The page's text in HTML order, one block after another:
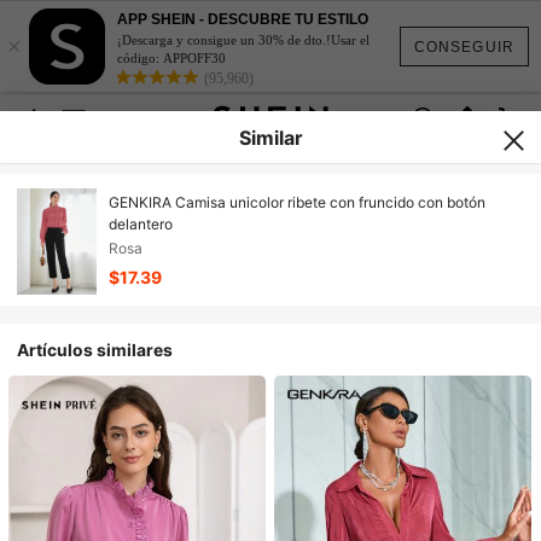
CONSEGUIR
×
APP SHEIN - DESCUBRE TU ESTILO
¡Descarga y consigue un 30% de dto.!Usar el
código: APPOFF30
(95,960)
Similar
GENKIRA Camisa unicolor ribete con fruncido con botón
delantero
Rosa
$17.39
Artículos similares